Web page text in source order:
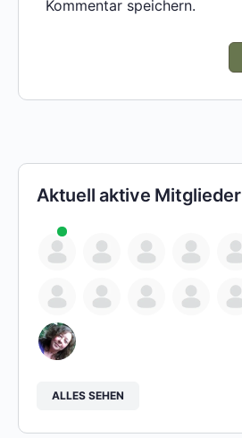
Kommentar speichern.
Aktuell aktive Mitglieder
ALLES SEHEN